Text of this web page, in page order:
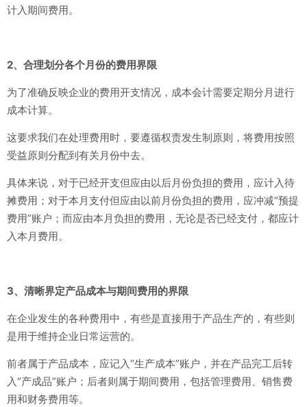
计入期间费用。
2、合理划分各个月份的费用界限
为了准确反映企业的费用开支情况，成本会计需要定期分月进行
成本计算。
这要求我们在处理费用时，要遵循权责发生制原则，将费用按照
受益原则分配到有关月份中去。
具体来说，对于已经开支但应由以后月份负担的费用，应计入待
摊费用； 对于本月支付但应由以前月份负担的费用，应冲减“预提
费用”账户； 而应由本月负担的费用，无论是否已经支付，都应计
入本月费用。
3、清晰界定产品成本与期间费用的界限
在企业发生的各种费用中，有些是直接用于产品生产的，有些则
是用于维持企业日常运营的。
前者属于产品成本，应记入“生产成本”账户，并在产品完工后转
入“产成品”账户；后者则属于期间费用，包括管理费用、销售费
用和财务费用等。